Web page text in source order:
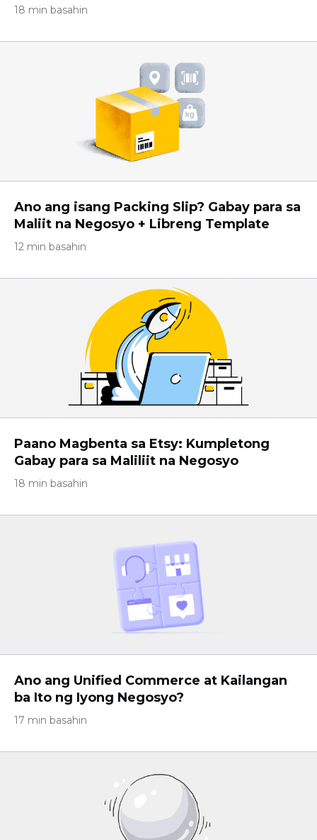
18 min basahin
Ano ang isang Packing Slip? Gabay para sa
Maliit na Negosyo + Libreng Template
12 min basahin
Paano Magbenta sa Etsy: Kumpletong
Gabay para sa Maliliit na Negosyo
18 min basahin
Ano ang Unified Commerce at Kailangan
ba Ito ng Iyong Negosyo?
17 min basahin